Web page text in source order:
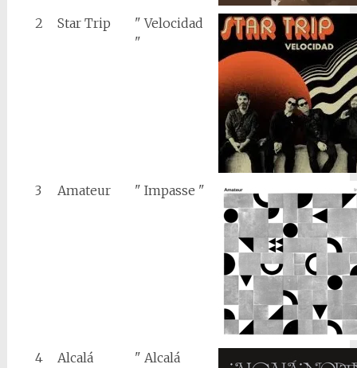
2 Star Trip
" Velocidad
"
3 Amateur " Impasse "
4
Alcalá
" Alcalá